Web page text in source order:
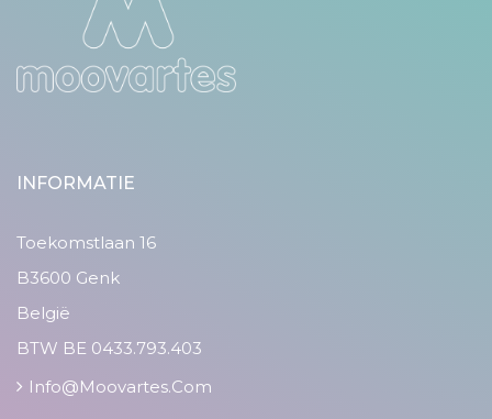
INFORMATIE
Toekomstlaan 16
B3600 Genk
België
BTW BE 0433.793.403
Info@moovartes.com